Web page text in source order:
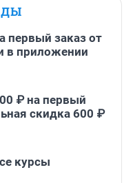
первый заказ от
в приложении
₽ на первый
скидка 600 ₽
курсы